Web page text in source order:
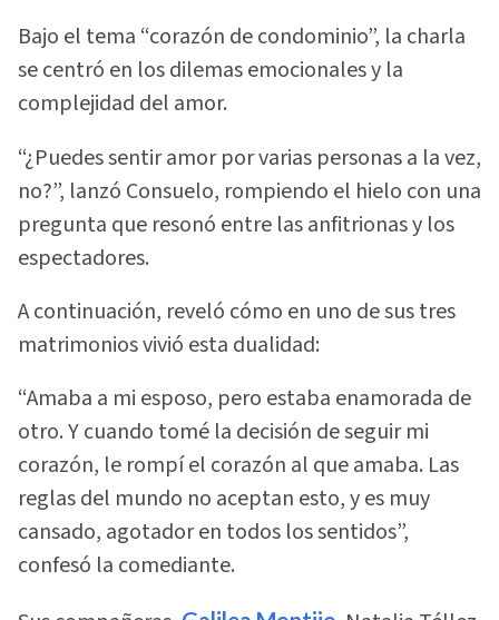
Bajo el tema “corazón de condominio”, la charla
se centró en los dilemas emocionales y la
complejidad del amor.
“¿Puedes sentir amor por varias personas a la vez,
no?”, lanzó Consuelo, rompiendo el hielo con una
pregunta que resonó entre las anfitrionas y los
espectadores.
A continuación, reveló cómo en uno de sus tres
matrimonios vivió esta dualidad:
“Amaba a mi esposo, pero estaba enamorada de
otro. Y cuando tomé la decisión de seguir mi
corazón, le rompí el corazón al que amaba. Las
reglas del mundo no aceptan esto, y es muy
cansado, agotador en todos los sentidos”,
confesó la comediante.